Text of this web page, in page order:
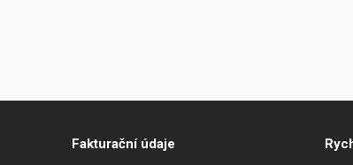
Fakturační údaje